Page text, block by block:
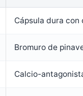
Cápsula dura
Bromuro de
Calcio-